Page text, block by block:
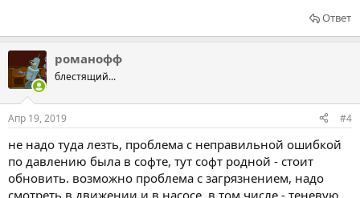
Ответ
романофф
блестящий...
Апр 19, 2019 #4
не надо туда лезть, проблема с неправильной ошибкой
по давлению была в софте, тут софт родной - стоит
обновить. возможно проблема с загрязнением, надо
смотреть в движении и в насосе. в том числе - теневую